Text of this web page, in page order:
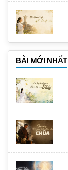
BÀI MỚI NHẤT